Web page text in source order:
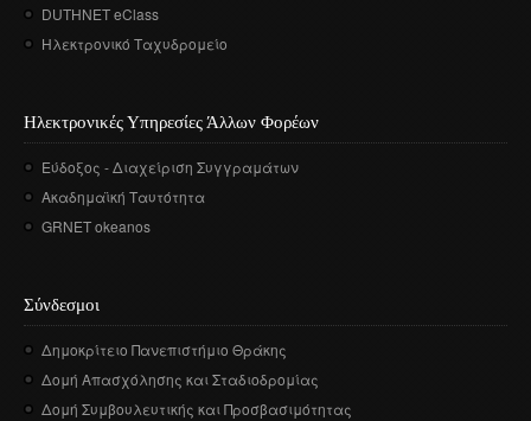
DUTHNET eClass
Ηλεκτρονικό Ταχυδρομείο
Ηλεκτρονικές Υπηρεσίες Άλλων Φορέων
Εύδοξος - Διαχείριση Συγγραμάτων
Ακαδημαϊκή Ταυτότητα
GRNET okeanos
Σύνδεσμοι
Δημοκρίτειο Πανεπιστήμιο Θράκης
Δομή Απασχόλησης και Σταδιοδρομίας
Δομή Συμβουλευτικής και Προσβασιμότητας